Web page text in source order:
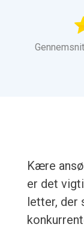
Kære
er det
letter, der